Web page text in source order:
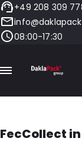
+49 208 309
08:00-17:30
FecCollect